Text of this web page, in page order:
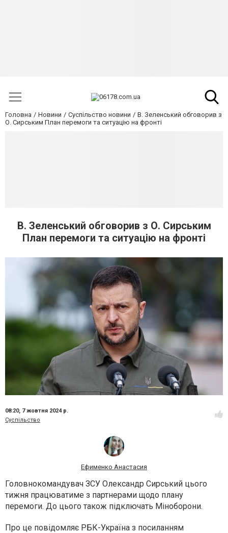
Головна Новини Суспільство новини
В. Зеленський обговорив з
О. Сирським План перемоги та ситуацію на фронті
В. Зеленський обговорив з О. Сирським
План перемоги та ситуацію на фронті
08:20, 7 жовтня 2024 р.
Суспільство
Ефименко Анастасия
Головнокомандувач ЗСУ Олександр Сирський цього
тижня працюватиме з партнерами щодо плану
перемоги. До цього також підключать Міноборони.
Про це повідомляє РБК-Україна з посиланням